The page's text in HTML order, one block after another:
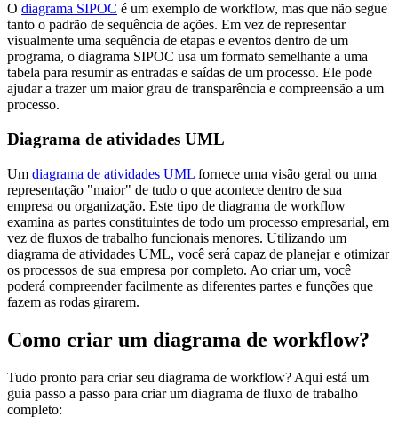
O diagrama SIPOC é um exemplo de workflow, mas que não segue
tanto o padrão de sequência de ações. Em vez de representar
visualmente uma sequência de etapas e eventos dentro de um
programa, o diagrama SIPOC usa um formato semelhante a uma
tabela para resumir as entradas e saídas de um processo. Ele pode
ajudar a trazer um maior grau de transparência e compreensão a um
processo.
Diagrama de atividades UML
Um diagrama de atividades UML fornece uma visão geral ou uma
representação "maior" de tudo o que acontece dentro de sua
empresa ou organização. Este tipo de diagrama de workflow
examina as partes constituintes de todo um processo empresarial, em
vez de fluxos de trabalho funcionais menores. Utilizando um
diagrama de atividades UML, você será capaz de planejar e otimizar
os processos de sua empresa por completo. Ao criar um, você
poderá compreender facilmente as diferentes partes e funções que
fazem as rodas girarem.
Como criar um diagrama de workflow?
Tudo pronto para criar seu diagrama de workflow? Aqui está um
guia passo a passo para criar um diagrama de fluxo de trabalho
completo: